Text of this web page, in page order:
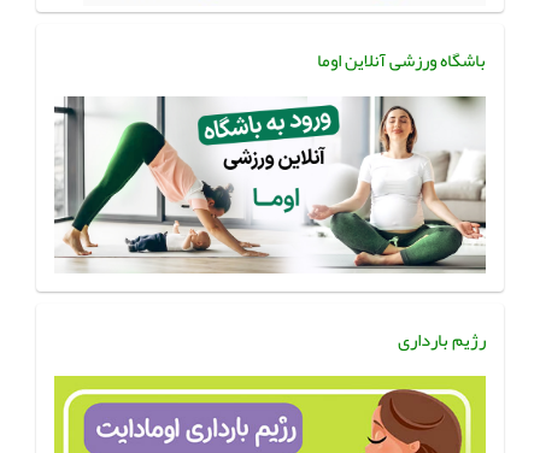
باشگاه ورزشی آنلاین اوما
رژیم بارداری